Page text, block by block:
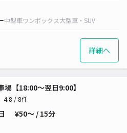
中型車ワンボックス大型車・SUV
詳細へ
場【18:00～翌日9:00】
4.8 / 8件
¥50〜 / 15分